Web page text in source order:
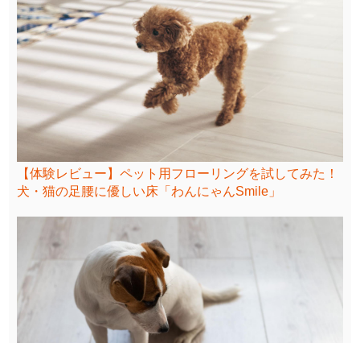
【体験レビュー】ペット用フローリングを試してみた！
犬・猫の足腰に優しい床「わんにゃんSmile」